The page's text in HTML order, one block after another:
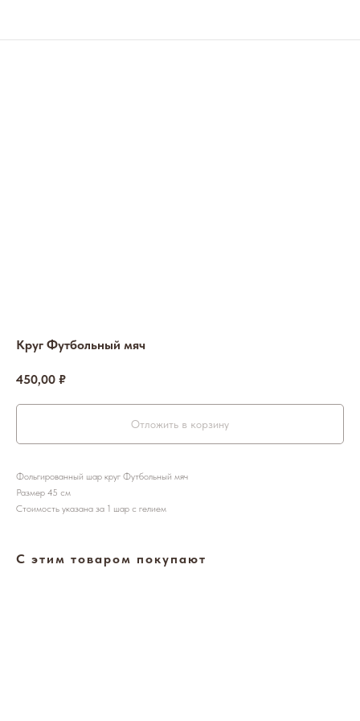
Круг Футбольный мяч
450,00 ₽
Отложить в корзину
Фольгированный шар круг Футбольный мяч
Размер 45 см
Стоимость указана за 1 шар с гелием
С этим товаром покупают